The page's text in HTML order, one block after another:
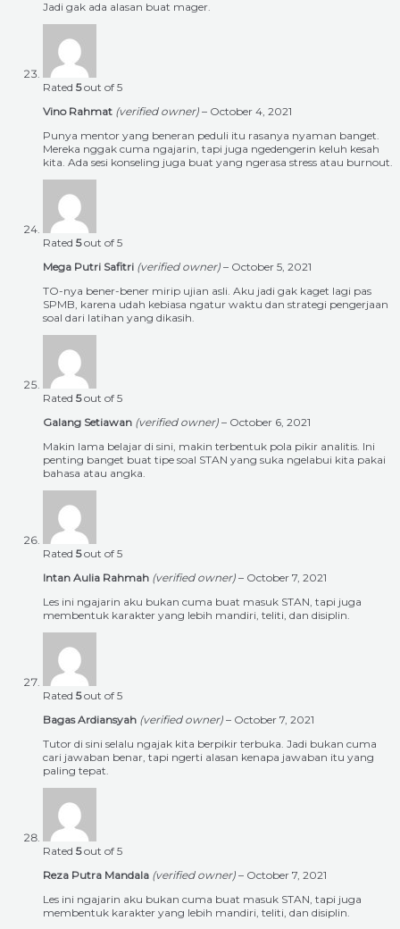
Jadi gak ada alasan buat mager.
Rated 5out of 5
Vino Rahmat (verified owner) – October 4, 2021
Punya mentor yang beneran peduli itu rasanya nyaman banget.
Mereka nggak cuma ngajarin, tapi juga ngedengerin keluh kesah
kita. Ada sesi konseling juga buat yang ngerasa stress atau burnout.
Rated 5out of 5
Mega Putri Safitri (verified owner) – October 5, 2021
TO-nya bener-bener mirip ujian asli. Aku jadi gak kaget lagi pas
SPMB, karena udah kebiasa ngatur waktu dan strategi pengerjaan
soal dari latihan yang dikasih.
Rated 5out of 5
Galang Setiawan (verified owner) – October 6, 2021
Makin lama belajar di sini, makin terbentuk pola pikir analitis. Ini
penting banget buat tipe soal STAN yang suka ngelabui kita pakai
bahasa atau angka.
Rated 5out of 5
Intan Aulia Rahmah (verified owner) – October 7, 2021
Les ini ngajarin aku bukan cuma buat masuk STAN, tapi juga
membentuk karakter yang lebih mandiri, teliti, dan disiplin.
Rated 5out of 5
Bagas Ardiansyah (verified owner) – October 7, 2021
Tutor di sini selalu ngajak kita berpikir terbuka. Jadi bukan cuma
cari jawaban benar, tapi ngerti alasan kenapa jawaban itu yang
paling tepat.
Rated 5out of 5
Reza Putra Mandala (verified owner) – October 7, 2021
Les ini ngajarin aku bukan cuma buat masuk STAN, tapi juga
membentuk karakter yang lebih mandiri, teliti, dan disiplin.